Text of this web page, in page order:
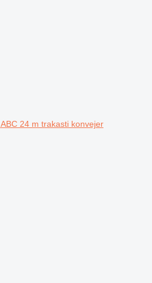
ABC 24 m trakasti konvejer